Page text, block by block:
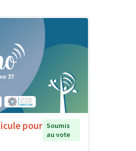
pour Soumis
au vote